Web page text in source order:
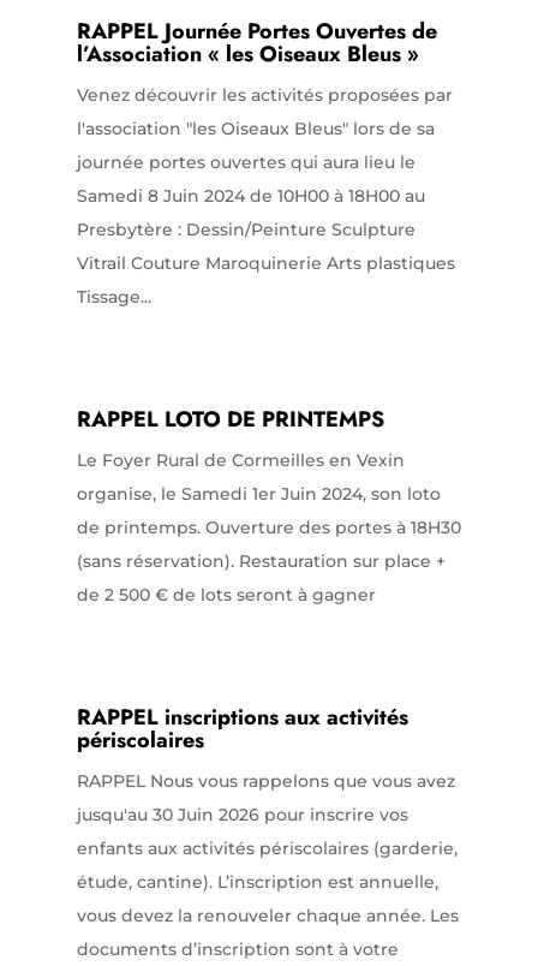
RAPPEL Journée Portes Ouvertes de
l’Association « les Oiseaux Bleus »
Venez découvrir les activités proposées par
l'association "les Oiseaux Bleus" lors de sa
journée portes ouvertes qui aura lieu le
Samedi 8 Juin 2024 de 10H00 à 18H00 au
Presbytère : Dessin/Peinture Sculpture
Vitrail Couture Maroquinerie Arts plastiques
Tissage...
RAPPEL LOTO DE PRINTEMPS
Le Foyer Rural de Cormeilles en Vexin
organise, le Samedi 1er Juin 2024, son loto
de printemps. Ouverture des portes à 18H30
(sans réservation). Restauration sur place +
de 2 500 € de lots seront à gagner
RAPPEL inscriptions aux activités
périscolaires
RAPPEL Nous vous rappelons que vous avez
jusqu'au 30 Juin 2026 pour inscrire vos
enfants aux activités périscolaires (garderie,
étude, cantine). L’inscription est annuelle,
vous devez la renouveler chaque année. Les
documents d’inscription sont à votre